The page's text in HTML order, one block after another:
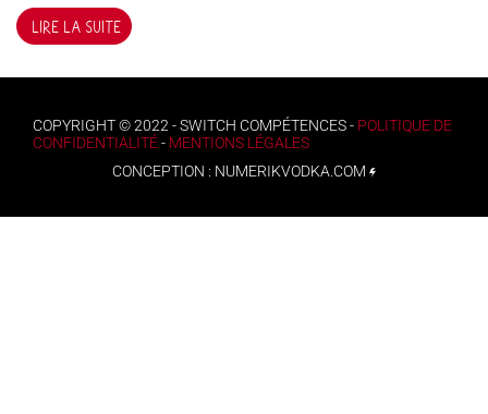
LIRE LA SUITE
COPYRIGHT © 2022 - SWITCH COMPÉTENCES - POLITIQUE DE
CONFIDENTIALITÉ- MENTIONS LÉGALES
CONCEPTION : NUMERIKVODKA.COM